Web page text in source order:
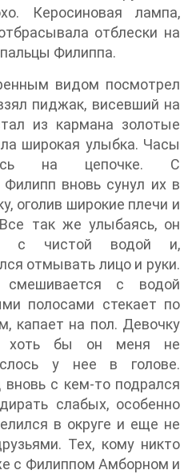
Керосиновая лампа,
отблески на
Филиппа.
видом посмотрел
пиджак, висевший на
из кармана золотые
широкая улыбка. Часы
на цепочке. С
вновь сунул их в
оголив широкие плечи и
так же улыбаясь, он
с чистой водой и,
отмывать лицо и руки.
с водой
полосами стекает по
капает на пол. Девочку
хоть бы он меня не
у нее в голове.
с кем-то подрался
слабых, особенно
в округе и еще не
Тех, кому никто
с Филиппом Амборном и